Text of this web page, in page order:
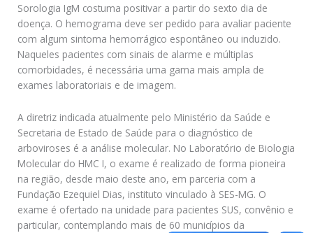
Sorologia IgM costuma positivar a partir do sexto dia de
doença. O hemograma deve ser pedido para avaliar paciente
com algum sintoma hemorrágico espontâneo ou induzido.
Naqueles pacientes com sinais de alarme e múltiplas
comorbidades, é necessária uma gama mais ampla de
exames laboratoriais e de imagem.
A diretriz indicada atualmente pelo Ministério da Saúde e
Secretaria de Estado de Saúde para o diagnóstico de
arboviroses é a análise molecular. No Laboratório de Biologia
Molecular do HMC I, o exame é realizado de forma pioneira
na região, desde maio deste ano, em parceria com a
Fundação Ezequiel Dias, instituto vinculado à SES-MG. O
exame é ofertado na unidade para pacientes SUS, convênio e
particular, contemplando mais de 60 municípios da